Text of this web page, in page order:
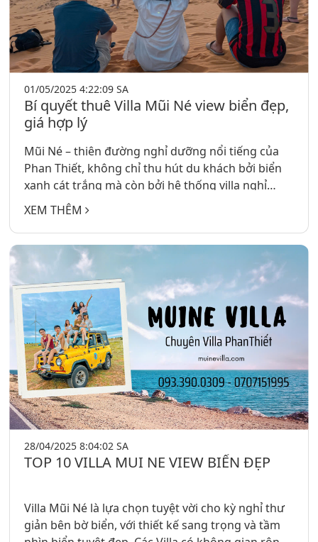
01/05/2025 4:22:09 SA
Bí quyết thuê Villa Mũi Né view biển đẹp,
giá hợp lý
Mũi Né – thiên đường nghỉ dưỡng nổi tiếng của
Phan Thiết, không chỉ thu hút du khách bởi biển
xanh cát trắng mà còn bởi hệ thống villa nghỉ
dưỡng cao cấp. Nếu bạn đang có kế hoạch đến
đây trong năm 2025 và muốn tìm một nơi lưu trú
“vừa đẹp vừa giá tốt”, thì bài viết dưới đây sẽ chia
sẻ đầy đủ kinh nghiệm thuê villa Mũi Né tiết kiệm
và hiệu quả nhất
XEM THÊM
28/04/2025 8:04:02 SA
TOP 10 VILLA MUI NE VIEW BIỂN ĐẸP
Villa Mũi Né là lựa chọn tuyệt vời cho kỳ nghỉ thư
giản bên bờ biển, với thiết kế sang trọng và tầm